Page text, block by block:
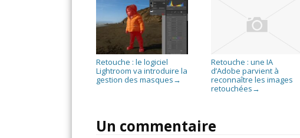
Retouche : le logiciel
Lightroom va introduire la
gestion des masques →
Retouche : une IA
d’Adobe parvient à
reconnaître les images
retouchées →
Un commentaire